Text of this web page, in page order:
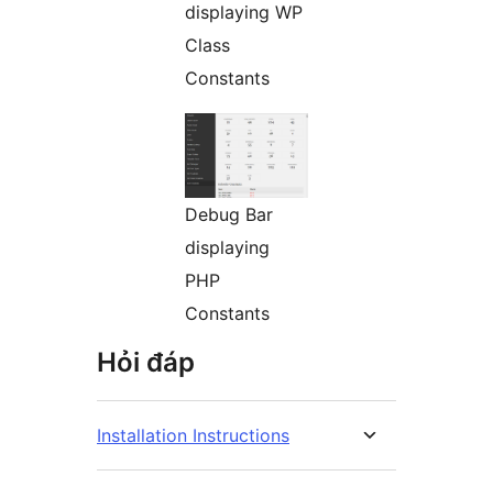
displaying WP
Class
Constants
Debug Bar
displaying
PHP
Constants
Hỏi đáp
Installation Instructions